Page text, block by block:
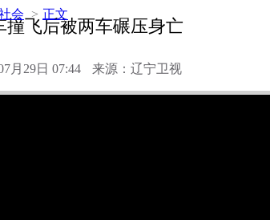
会 > 正文
撞飞后被两车碾压身亡
月29日 07:44 来源：辽宁卫视